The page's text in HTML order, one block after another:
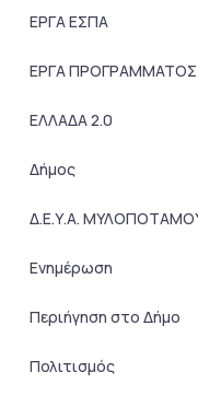
ΕΡΓΑ ΕΣΠΑ
ΕΡΓΑ ΠΡΟΓΡΑΜΜΑΤΟΣ
ΕΛΛΑΔΑ 2.0
Δήμος
Δ.Ε.Υ.Α.
Ενημέρωση
Περιήγηση στο Δήμο
Πολιτισμός